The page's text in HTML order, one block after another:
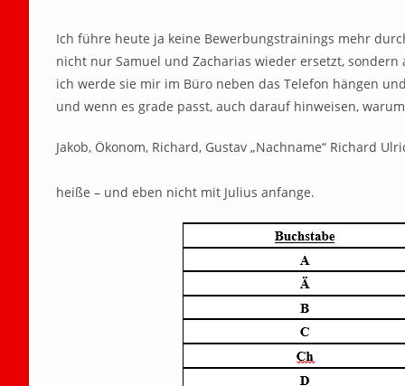
Ich führe heute ja keine Bewerbungstrainings mehr
nicht nur Samuel und Zacharias wieder ersetzt,
ich werde sie mir im Büro neben das Telefon hängen
und wenn es grade passt, auch darauf hinweisen,
Jakob, Ökonom, Richard, Gustav „Nachname“ Richard
heiße – und eben nicht mit Julius anfange.